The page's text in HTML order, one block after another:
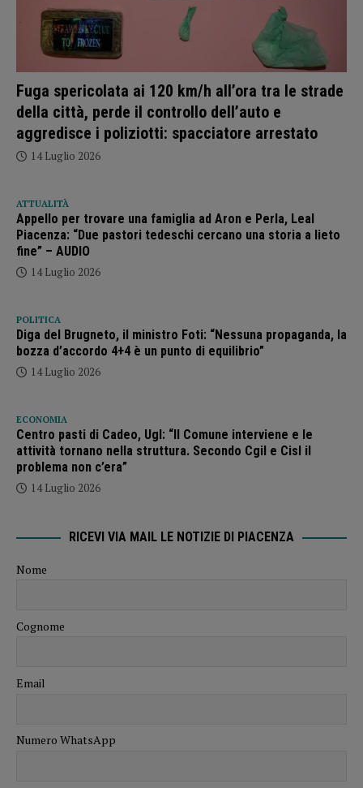
Fuga spericolata ai 120 km/h all’ora tra le strade
della città, perde il controllo dell’auto e
aggredisce i poliziotti: spacciatore arrestato
14 Luglio 2026
ATTUALITÀ
Appello per trovare una famiglia ad Aron e Perla, Leal
Piacenza: “Due pastori tedeschi cercano una storia a lieto
fine” – AUDIO
14 Luglio 2026
POLITICA
Diga del Brugneto, il ministro Foti: “Nessuna propaganda, la
bozza d’accordo 4+4 è un punto di equilibrio”
14 Luglio 2026
ECONOMIA
Centro pasti di Cadeo, Ugl: “Il Comune interviene e le
attività tornano nella struttura. Secondo Cgil e Cisl il
problema non c’era”
14 Luglio 2026
RICEVI VIA MAIL LE NOTIZIE DI PIACENZA
Nome
Cognome
Email
Numero WhatsApp